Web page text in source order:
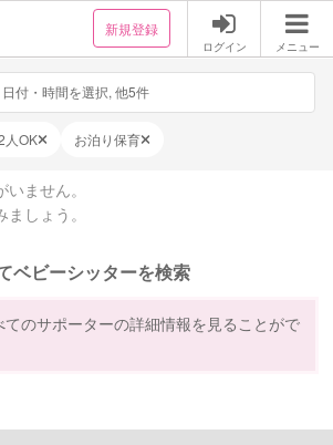
新規登録
ログイン メニュー
付・時間を選択, 他5件
人OK お泊り保育
ません。
しょう。
ベビーシッターを検索
てのサポーターの詳細情報を見ることがで